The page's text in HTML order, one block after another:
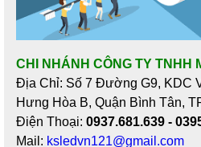
CHI NHÁNH CÔNG TY TNHH
Địa Chỉ: Số 7 Đường G9, KDC
Hưng Hòa B, Quận Bình Tân,
Điện Thoại: 0937.681.639 -
Mail: ksledvn121@gmail.com